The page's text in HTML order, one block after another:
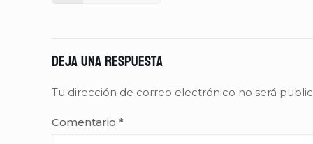
Deja una respuesta
Tu dirección de correo electrónico no será
Comentario *